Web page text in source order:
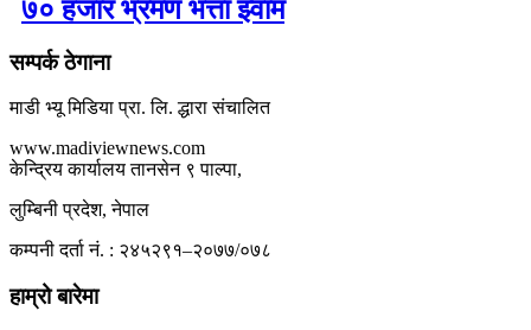
७० हजार भ्रमण भत्ता झ्वाम
सम्पर्क ठेगाना
माडी भ्यू मिडिया प्रा. लि. द्धारा संचालित
www.madiviewnews.com
केन्द्रिय कार्यालय तानसेन ९ पाल्पा,
लुम्बिनी प्रदेश, नेपाल
कम्पनी दर्ता नं. : २४५२९१–२०७७/०७८
हाम्रो बारेमा